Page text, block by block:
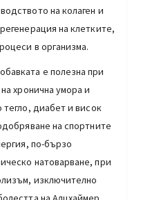
на колаген и
на клетките,
в организма.
е полезна при
хронична умора и
диабет и висок
на спортните
по-бързо
натоварване, при
изключително